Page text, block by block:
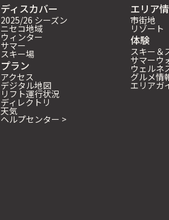
ディスカバー
2025/26 シーズン
ニセコ地域
ウィンター
サマー
スキー場
プラン
アクセス
デジタル地図
リフト運行状況
ディレクトリ
天気
ヘルプセンター >
エリア
市街地
リゾート
体験
スキー＆
サマーウ
ウェルネ
グルメ情
エリアガ